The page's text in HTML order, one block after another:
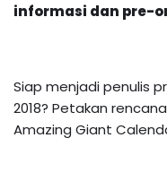
informasi dan pre-
Siap menjadi penulis
2018? Petakan
Amazing Giant